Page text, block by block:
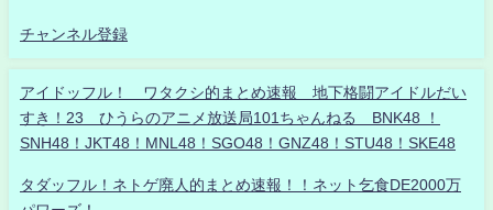
チャンネル登録
アイドッフル！ ワタクシ的まとめ速報 地下格闘アイドルだい
すき！23 ひうらのアニメ放送局101ちゃんねる BNK48 ！
SNH48！JKT48！MNL48！SGO48！GNZ48！STU48！SKE48
タダッフル！ネトゲ廃人的まとめ速報！！ネット乞食DE2000万